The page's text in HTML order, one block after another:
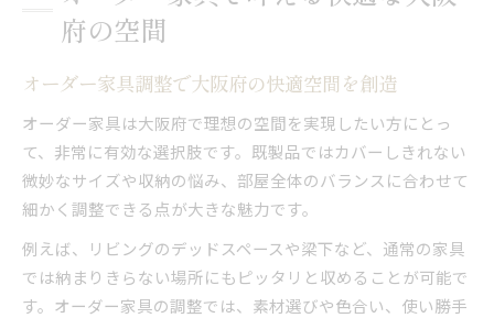
府の空間
オーダー家具調整で大阪府の快適空間を創造
オーダー家具は大阪府で理想の空間を実現したい方にとっ
て、非常に有効な選択肢です。既製品ではカバーしきれない
微妙なサイズや収納の悩み、部屋全体のバランスに合わせて
細かく調整できる点が大きな魅力です。
例えば、リビングのデッドスペースや梁下など、通常の家具
では納まりきらない場所にもピッタリと収めることが可能で
す。オーダー家具の調整では、素材選びや色合い、使い勝手